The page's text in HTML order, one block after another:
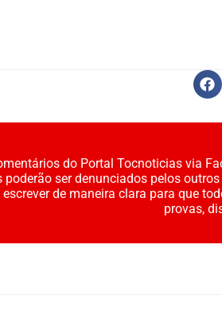
do Portal Tocnoticias via
poderão ser denunciados pelos
escrever de maneira clara para que
provas,